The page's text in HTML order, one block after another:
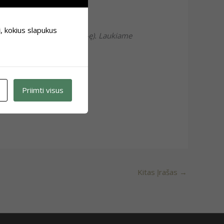
marketingo aktyvistą (-ę). Laukiame
Kitas Įrašas →
kokius slapukus
Priimti visus